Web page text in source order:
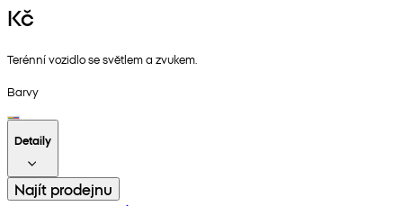
Kč
Terénní vozidlo se světlem a zvukem.
Barvy
Detaily
Najít prodejnu